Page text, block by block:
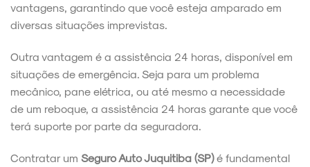
vantagens, garantindo que você esteja amparado em
diversas situações imprevistas.
Outra vantagem é a assistência 24 horas, disponível em
situações de emergência. Seja para um problema
mecânico, pane elétrica, ou até mesmo a necessidade
de um reboque, a assistência 24 horas garante que você
terá suporte por parte da seguradora.
Contratar um Seguro Auto Juquitiba (SP)é fundamental